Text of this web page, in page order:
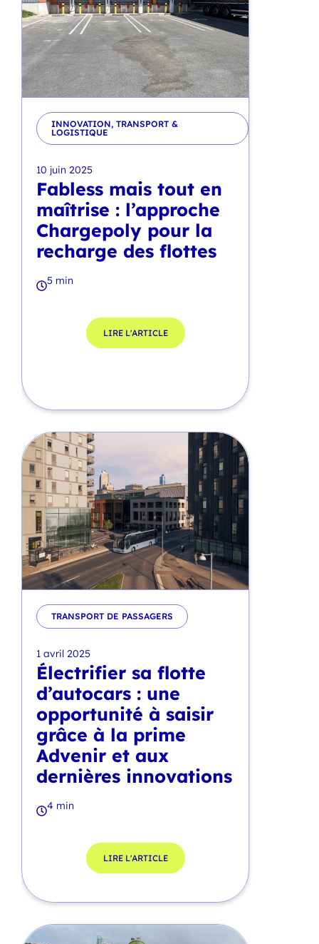
INNOVATION, TRANSPORT &
LOGISTIQUE
10 juin 2025
Fabless mais tout en
maîtrise : l’approche
Chargepoly pour la
recharge des flottes
5 min
LIRE L'ARTICLE
TRANSPORT DE PASSAGERS
1 avril 2025
Électrifier sa flotte
d’autocars : une
opportunité à saisir
grâce à la prime
Advenir et aux
dernières innovations
4 min
LIRE L'ARTICLE